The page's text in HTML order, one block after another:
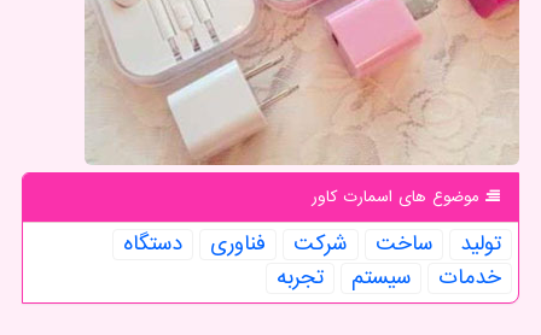
موضوع های اسمارت كاور
تولید ساخت شركت فناوری
دستگاه
خدمات
سیستم تجربه